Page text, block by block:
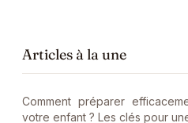
Articles à la une
Comment préparer
votre enfant ? Les clés pour